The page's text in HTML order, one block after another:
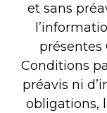
et sans
présentes
Conditions
préavis ni
obligations,